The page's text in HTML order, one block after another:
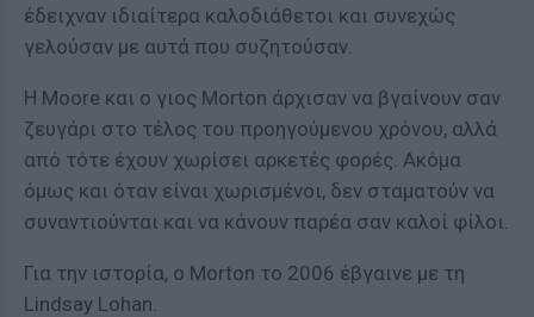
έδειχναν ιδιαίτερα καλοδιάθετοι και συνεχώς
γελούσαν με αυτά που συζητούσαν.
Η Moore και ο γιος Morton άρχισαν να βγαίνουν σαν
ζευγάρι στο τέλος του προηγούμενου χρόνου, αλλά
από τότε έχουν χωρίσει αρκετές φορές. Ακόμα
όμως και όταν είναι χωρισμένοι, δεν σταματούν να
συναντιούνται και να κάνουν παρέα σαν καλοί φίλοι.
Για την ιστορία, ο Morton το 2006 έβγαινε με τη
Lindsay Lohan.